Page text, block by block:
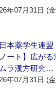
年07月31日 (
日本薬学生連
ート】広が
ラ漢方研究…
年07月31日 (